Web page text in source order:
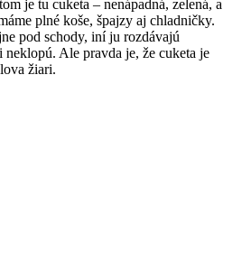
je tu cuketa – nenápadná, zelená, a
plné koše, špajzy aj chladničky.
pod schody, iní ju rozdávajú
neklopú. Ale pravda je, že cuketa je
žiari.